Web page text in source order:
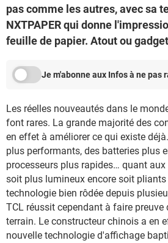
pas comme les autres, avec sa
NXTPAPER qui donne
feuille de papier. Atout ou
Je m'abonne aux Infos à ne pas
Les réelles nouveautés dans le
font rares. La grande majorité des
en effet à améliorer ce qui existe
plus performants, des batteries plus
processeurs plus rapides… quant
soit plus lumineux encore soit
technologie bien rôdée depuis
TCL réussit cependant à faire
terrain. Le constructeur chinois a en
nouvelle technologie d'affichage